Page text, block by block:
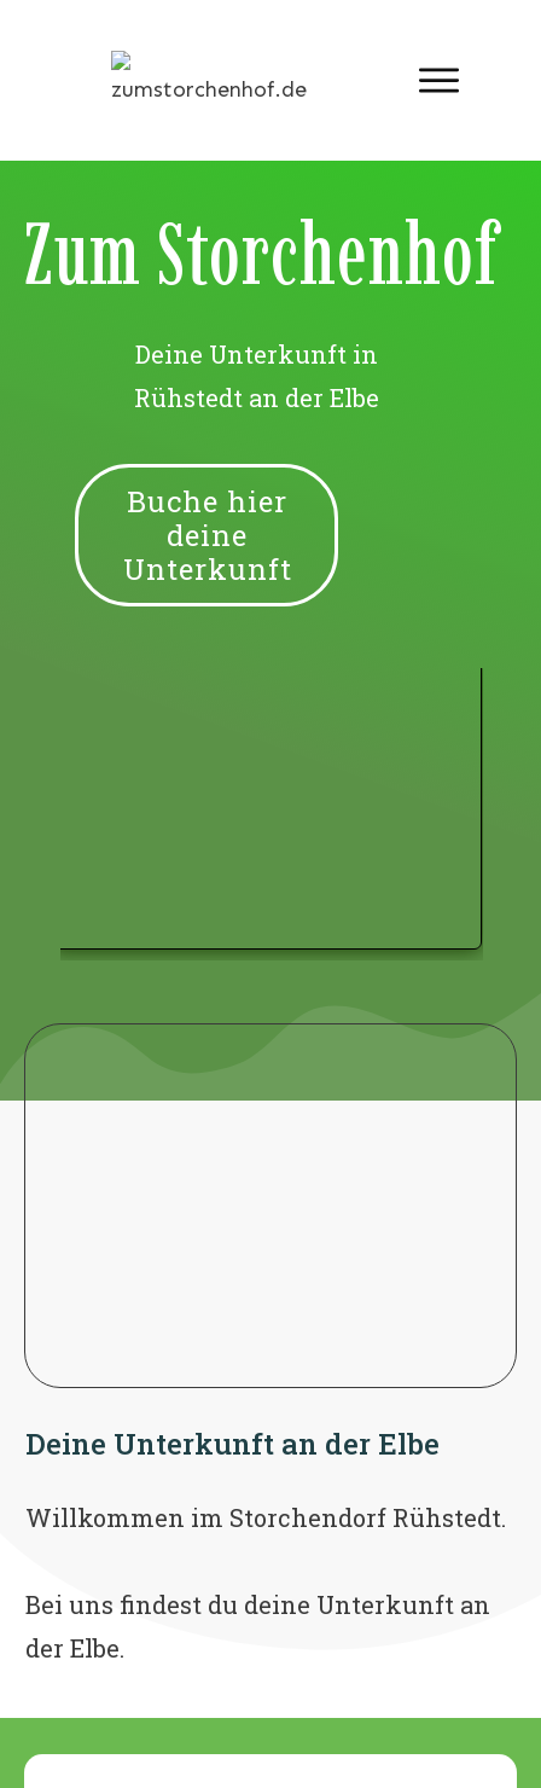
Zum Storchenhof
Deine Unterkunft in
Rühstedt an der Elbe
Buche hier
deine
Unterkunft
Deine Unterkunft an der Elbe
Willkommen im Storchendorf Rühstedt.
Bei uns findest du deine Unterkunft an
der Elbe.